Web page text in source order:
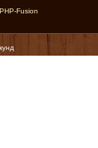
PHP-Fusion